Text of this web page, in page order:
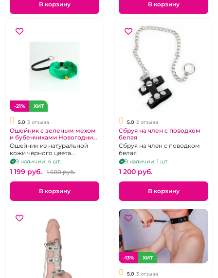
В корзину В корзину
-21% ХИТ
5.0 3 отзыва
Ошейник с зеленым мехом
и бубенчиками Новогодний
"ИнтимХаус"
Ошейник из натуральной
кожи чёрного цвета
дополненный съемным
зелёным мехом и
золотистыми бубенчиками.
В наличии: 4 шт.
1 199 pуб. 1 500 pуб.
В корзину
5.0 2 отзыва
Сбруя на член с поводком
белая
Сбруя на член с поводком
белая
В наличии: 1 шт.
1 200 pуб.
В корзину
-13% ХИТ
5.0 3 отзыва